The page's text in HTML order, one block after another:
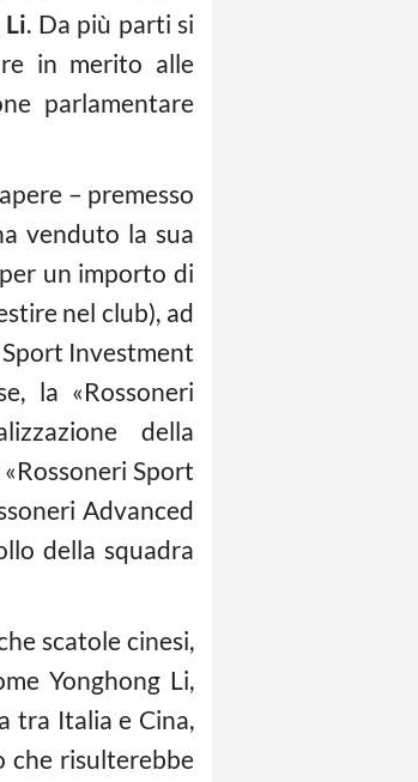
Li. Da più parti si
in merito alle
parlamentare
– premesso
venduto la sua
un importo di
nel club), ad
Investment
la «Rossoneri
della
Sport
Advanced
della squadra
scatole cinesi,
Yonghong Li,
tra Italia e Cina,
che risulterebbe